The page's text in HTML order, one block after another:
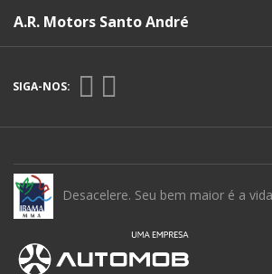
A.R. Motors Santo André
SIGA-NOS:
Desacelere. Seu bem maior é a